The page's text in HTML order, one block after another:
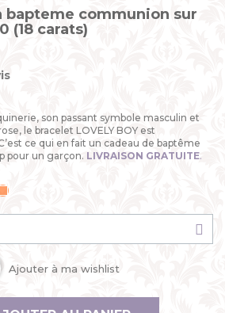
bapteme communion sur
(18 carats)
son passant symbole masculin et
le bracelet LOVELY BOY est
ce qui en fait un cadeau de baptême
pour un garçon. LIVRAISON GRATUITE.
Mandarine
Ajouter à ma wishlist